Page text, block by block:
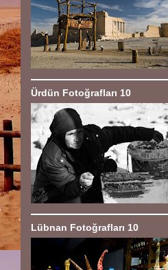
Ürdün Fotoğrafları 10
Lübnan Fotoğrafları 10